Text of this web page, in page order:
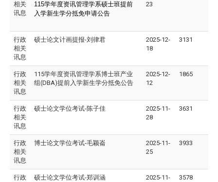
相关
讯息
115学年度资讯管理学系硕士班提前
入学新生学分抵免申请公告
23
行政
相关
讯息
硕士论文计画提报-刘律君
2025-12-
18
3131
行政
相关
讯息
115学年度资讯管理学系博士班产业
组(DBA)提前入学新生学分抵免公告
2025-12-
12
1865
行政
相关
讯息
硕士论文学位考试-陈子佳
2025-11-
28
3631
行政
相关
讯息
博士论文学位考试-毛颖崙
2025-11-
25
3933
行政
硕士论文学位考试-郑训涵
2025-11-
3578